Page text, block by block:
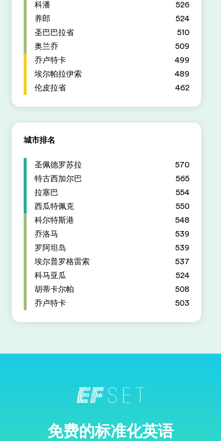
科潘
526
养郎
524
圣巴巴拉省
510
奥兰乔
509
乔卢特卡
499
埃尔帕拉伊索
489
伦皮拉省
462
城市排名
圣佩德罗苏拉
570
特古西加尔巴
565
拉塞巴
554
西瓜特佩克
550
科尔特斯港
548
乔洛马
539
罗阿坦岛
539
埃尔普罗格雷索
537
科马亚瓜
524
胡蒂卡尔帕
508
乔卢特卡
503
免费的标准化英语